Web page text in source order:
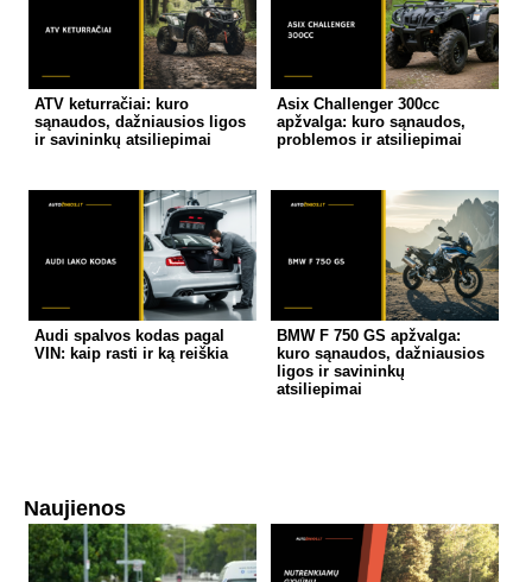
ATV keturračiai: kuro
sąnaudos, dažniausios ligos
ir savininkų atsiliepimai
Asix Challenger 300cc
apžvalga: kuro sąnaudos,
problemos ir atsiliepimai
Audi spalvos kodas pagal
VIN: kaip rasti ir ką reiškia
BMW F 750 GS apžvalga:
kuro sąnaudos, dažniausios
ligos ir savininkų
atsiliepimai
Naujienos